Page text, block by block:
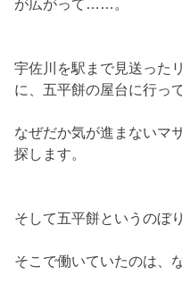
が広がって……。
宇佐川を駅まで見送った
に、五平餅の屋台に行っ
なぜだか気が進まないマ
探します。
そして五平餅というのぼ
そこで働いていたのは、